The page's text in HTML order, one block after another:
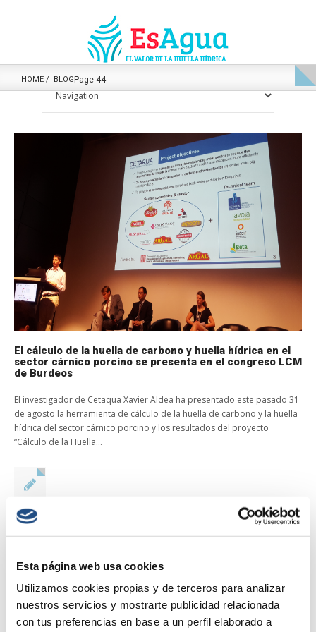
Esta página web usa cookies
Utilizamos cookies propias y de terceros para analizar
nuestros servicios y mostrarte publicidad relacionada
con tus preferencias en base a un perfil elaborado a
HOME BLOG Page 44
El cálculo de la huella de carbono y huella hídrica en el
sector cárnico porcino se presenta en el congreso LCM
de Burdeos
El investigador de Cetaqua Xavier Aldea ha presentado este pasado 31
de agosto la herramienta de cálculo de la huella de carbono y la huella
hídrica del sector cárnico porcino y los resultados del proyecto
“Cálculo de la Huella...
Divulgación Huella Hídrica